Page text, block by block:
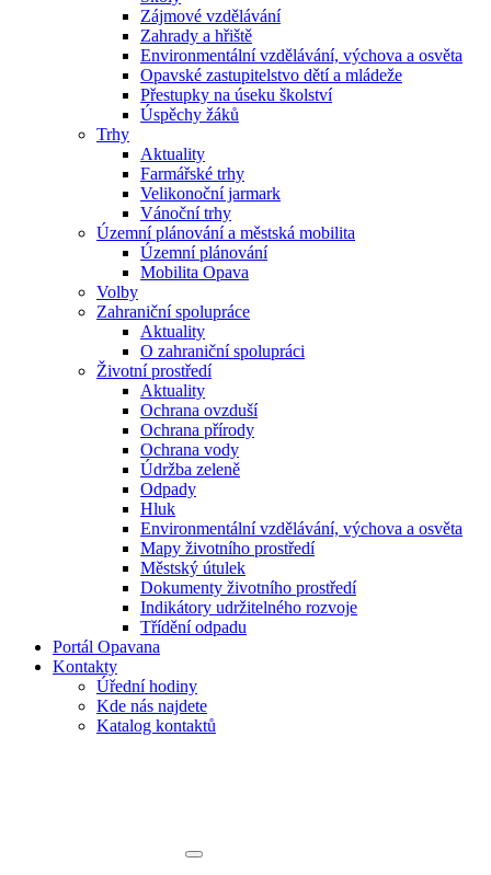
Zájmové vzdělávání
Zahrady a hřiště
Environmentální vzdělávání, výchova a osvěta
Opavské zastupitelstvo dětí a mládeže
Přestupky na úseku školství
Úspěchy žáků
Trhy
Aktuality
Farmářské trhy
Velikonoční jarmark
Vánoční trhy
Územní plánování a městská mobilita
Územní plánování
Mobilita Opava
Volby
Zahraniční spolupráce
Aktuality
O zahraniční spolupráci
Životní prostředí
Aktuality
Ochrana ovzduší
Ochrana přírody
Ochrana vody
Údržba zeleně
Odpady
Hluk
Environmentální vzdělávání, výchova a osvěta
Mapy životního prostředí
Městský útulek
Dokumenty životního prostředí
Indikátory udržitelného rozvoje
Třídění odpadu
Portál Opavana
Kontakty
Úřední hodiny
Kde nás najdete
Katalog kontaktů